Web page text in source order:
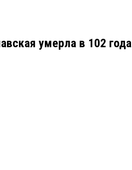
умерла в 102 года